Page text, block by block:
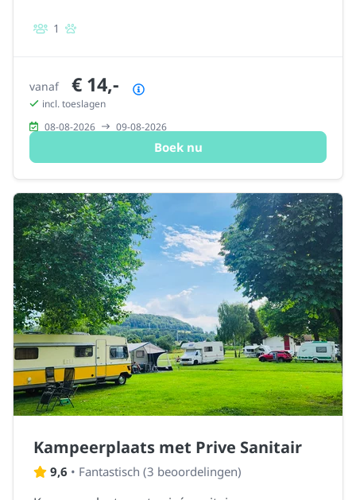
1
vanaf € 14,-
incl. toeslagen
08-08-2026
09-08-2026
Boek nu
Kampeerplaats met Prive Sanitair
9,6 • Fantastisch (3 beoordelingen)